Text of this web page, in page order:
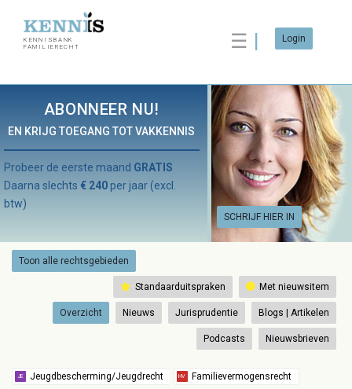
KENNISBANK
FAMILIERECHT
☰ Login
ABONNEER NU!
EN KRIJG TOEGANG TOT VAKKENNIS
SCHRIJF HIER IN
Probeer de eerste maand GRATIS
Daarna slechts € 240 per jaar (excl.
btw)
Toon alle rechtsgebieden
Standaarduitspraken Met nieuwsitem
Overzicht Nieuws Jurisprudentie Blogs | Artikelen
Podcasts Nieuwsbrieven